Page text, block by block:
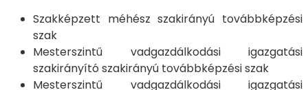
Szakképzett méhész szakirányú továbbképzési
szak
Mesterszintű vadgazdálkodási igazgatási
szakirányító szakirányú továbbképzési szak
Mesterszintű vadgazdálkodási igazgatási